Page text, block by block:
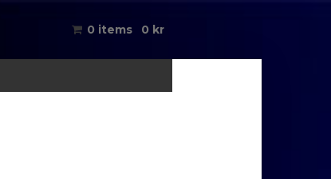
0 items 0 kr